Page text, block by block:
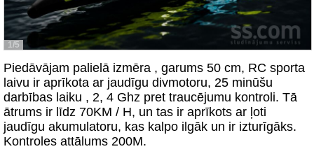
1/5
Piedāvājam palielā izmēra , garums 50 cm, RC sporta
laivu ir aprīkota ar jaudīgu divmotoru, 25 minūšu
darbības laiku , 2, 4 Ghz pret traucējumu kontroli. Tā
ātrums ir līdz 70KM / H, un tas ir aprīkots ar ļoti
jaudīgu akumulatoru, kas kalpo ilgāk un ir izturīgāks.
Kontroles attālums 200M.